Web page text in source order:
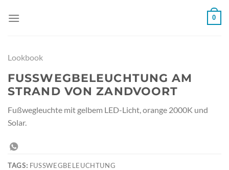
zum
0
Lookbook
FUSSWEGBELEUCHTUNG AM S
TRAND VON ZANDVOORT
Fußwegleuchte mit gelbem LED-Licht, orange 2000K und
Solar.
TAGS: FUSSWEGBELEUCHTUNG